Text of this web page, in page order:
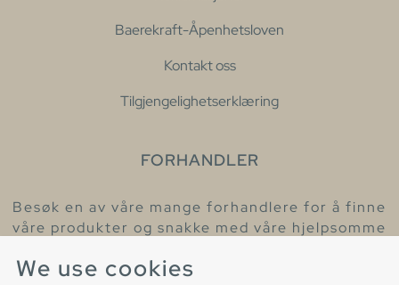
We use cookies
Baerekraft-Åpenhetsloven
Kontakt oss
Tilgjengelighetserklæring
FORHANDLER
Besøk en av våre mange forhandlere for å finne
våre produkter og snakke med våre hjelpsomme